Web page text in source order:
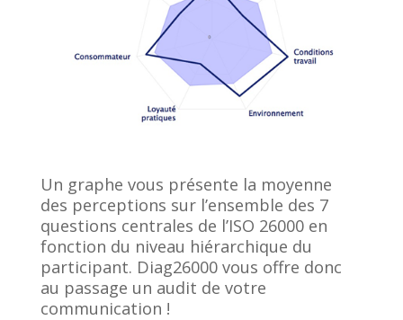
Un graphe vous présente la moyenne
des perceptions sur l’ensemble des 7
questions centrales de l’ISO 26000 en
fonction du niveau hiérarchique du
participant. Diag26000 vous offre donc
au passage un audit de votre
communication !